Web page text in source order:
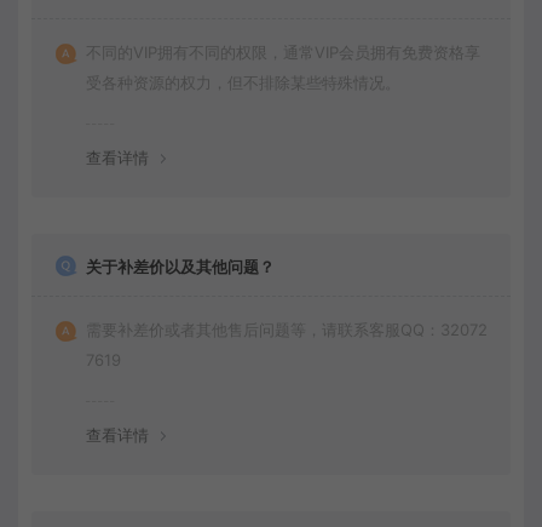
不同的VIP拥有不同的权限，通常VIP会员拥有免费资格享
受各种资源的权力，但不排除某些特殊情况。
查看详情
关于补差价以及其他问题？
需要补差价或者其他售后问题等，请联系客服QQ：32072
7619
查看详情